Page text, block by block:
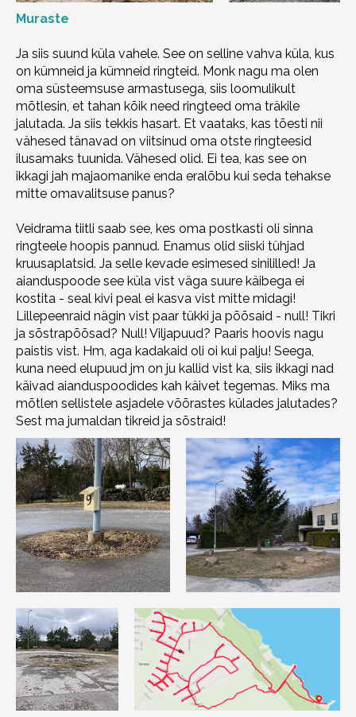
Muraste
Ja siis suund küla vahele. See on selline vahva küla, kus
on kümneid ja kümneid ringteid. Monk nagu ma olen
oma süsteemsuse armastusega, siis loomulikult
mõtlesin, et tahan kõik need ringteed oma träkile
jalutada. Ja siis tekkis hasart. Et vaataks, kas tõesti nii
vähesed tänavad on viitsinud oma otste ringteesid
ilusamaks tuunida. Vähesed olid. Ei tea, kas see on
ikkagi jah majaomanike enda eralõbu kui seda tehakse
mitte omavalitsuse panus?
Veidrama tiitli saab see, kes oma postkasti oli sinna
ringteele hoopis pannud. Enamus olid siiski tühjad
kruusaplatsid. Ja selle kevade esimesed sinililled! Ja
aianduspoode see küla vist väga suure käibega ei
kostita - seal kivi peal ei kasva vist mitte midagi!
Lillepeenraid nägin vist paar tükki ja põõsaid - null! Tikri
ja sõstrapõõsad? Null! Viljapuud? Paaris hoovis nagu
paistis vist. Hm, aga kadakaid oli oi kui palju! Seega,
kuna need elupuud jm on ju kallid vist ka, siis ikkagi nad
käivad aianduspoodides kah käivet tegemas. Miks ma
mõtlen sellistele asjadele võõrastes külades jalutades?
Sest ma jumaldan tikreid ja sõstraid!